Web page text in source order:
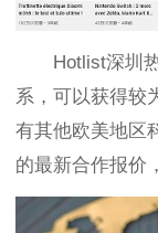
Hotlist深圳
系，可以获得较
有其他欧美地区
的最新合作报价